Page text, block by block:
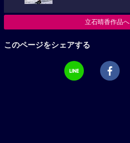
立石晴香作品へ
このページをシェアする